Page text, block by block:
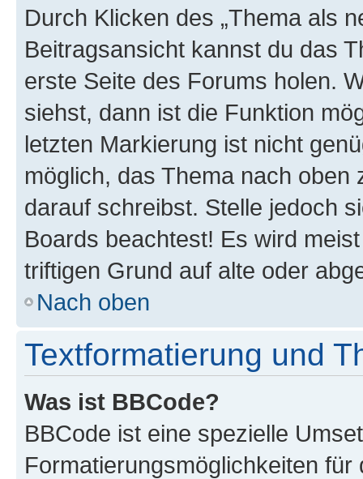
Durch Klicken des „Thema als
Beitragsansicht kannst du das
erste Seite des Forums holen.
siehst, dann ist die Funktion
letzten Markierung ist nicht
möglich, das Thema nach oben
darauf schreibst. Stelle jedoch
Boards beachtest! Es wird
triftigen Grund auf alte oder
Nach oben
Textformatierung und
Was ist BBCode?
BBCode ist eine spezielle
Formatierungsmöglichkeiten